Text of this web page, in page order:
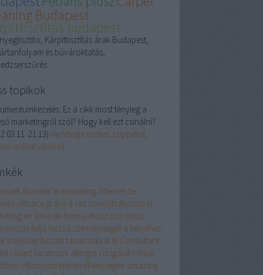
Budapest
budapest
Kárpittisztítás árak Budapest,
és búvároktatás,
topikok
Ez a cikk most tényleg a
marketingről szól? Hogy kell ezt csinálni?
21:13) Ne feledje ezeket a tippeket,
online vásárol
Aborder le marketing Internet de
efficace grâce à ces conseilsAborde el
en línea de forma eficaz con estas
Adja hozzá személyiségét a helyéhez
a belsőépítészeti tanácsokkalAI Consultant
róbert facebook allergia vizsgálat vérből
villanyszerelői tevékenységek amazing